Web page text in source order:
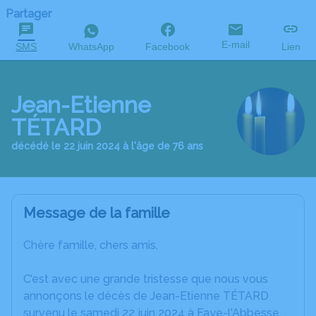
Partager
SMS WhatsApp Facebook E-mail Lien
Jean-Etienne
TÉTARD
décédé le 22 juin 2024 à l'âge de 76 ans
Message de la famille
Chère famille, chers amis,
C’est avec une grande tristesse que nous vous
annonçons le décès de Jean-Etienne TÉTARD
survenu le samedi 22 juin 2024 à Faye-l'Abbesse.